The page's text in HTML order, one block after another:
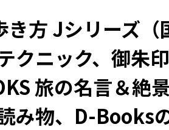
き方 Jシリーズ
クニック、御朱
旅の名言＆絶
み物、D-Books